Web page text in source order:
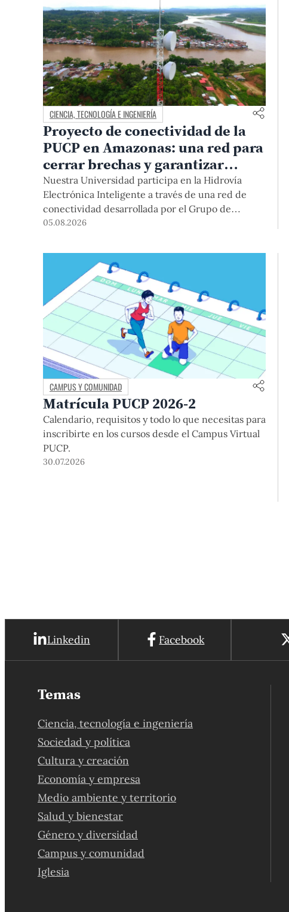
CIENCIA, TECNOLOGÍA E INGENIERÍA
Proyecto de conectividad de la
PUCP en Amazonas: una red para
cerrar brechas y garantizar
derechos
Nuestra Universidad participa en la Hidrovía
Electrónica Inteligente a través de una red de
conectividad desarrollada por el Grupo de
Telecomunicaciones Rurales (GTR-PUCP) desde
desarrollo de esta red, sus aportes a la salud y la
educación de la zona, así como los alcances de la
intervención de la PUCP en el proyecto.
05.08.2026
CAMPUS Y COMUNIDAD
Matrícula PUCP 2026-2
Calendario, requisitos y todo lo que necesitas para
inscribirte en los cursos desde el Campus Virtual
PUCP.
30.07.2026
Linkedin Facebook
Temas
Ciencia, tecnología e ingeniería
Sociedad y política
Cultura y creación
Economía y empresa
Medio ambiente y territorio
Salud y bienestar
Género y diversidad
Campus y comunidad
Iglesia